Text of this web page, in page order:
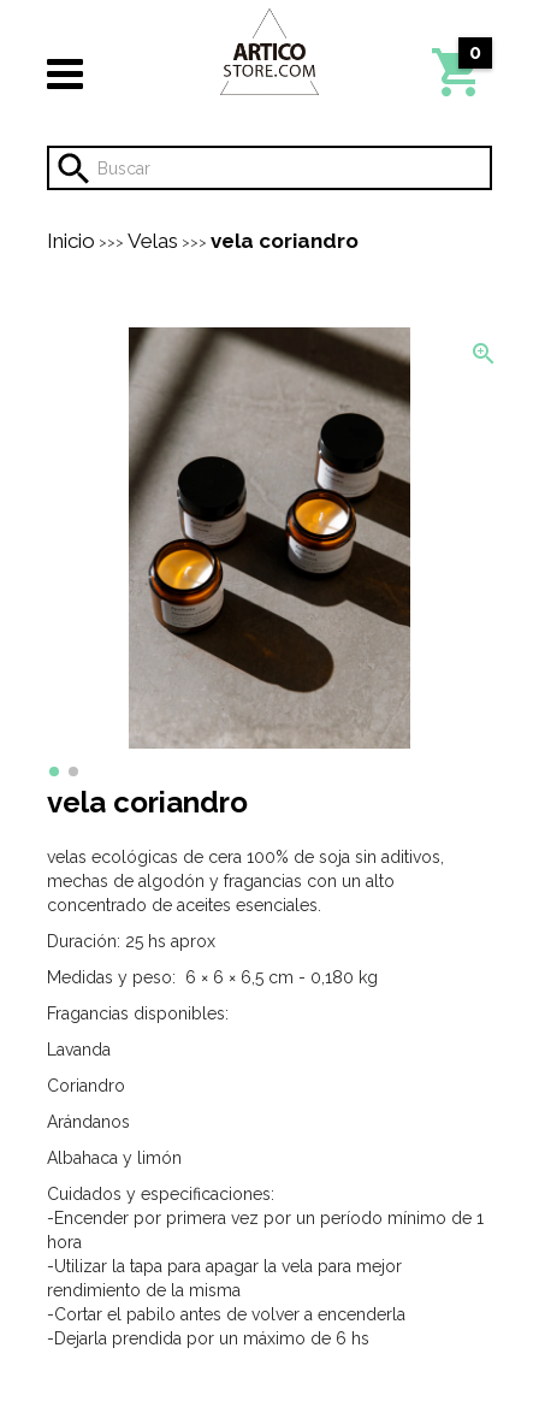
0
Inicio >>> Velas >>> vela coriandro

vela coriandro
velas ecológicas de cera 100% de soja sin aditivos,
mechas de algodón y fragancias con un alto
concentrado de aceites esenciales.
Duración: 25 hs aprox
Medidas y peso: 6 × 6 × 6,5 cm - 0,180 kg
Fragancias disponibles:
Lavanda
Coriandro
Arándanos
Albahaca y limón
Cuidados y especificaciones:
-Encender por primera vez por un período mínimo de 1
hora
-Utilizar la tapa para apagar la vela para mejor
rendimiento de la misma
-Cortar el pabilo antes de volver a encenderla
-Dejarla prendida por un máximo de 6 hs